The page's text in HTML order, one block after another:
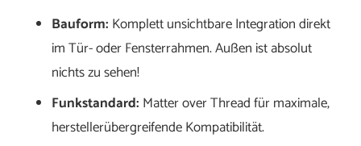
Bauform: Komplett unsichtbare Integration direkt
im Tür- oder Fensterrahmen. Außen ist absolut
nichts zu sehen!
Funkstandard: Matter over Thread für maximale,
herstellerübergreifende Kompatibilität.